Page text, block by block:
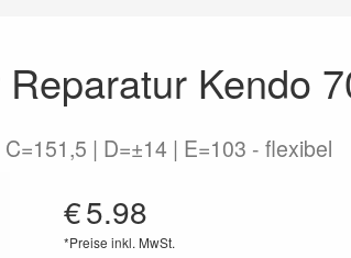
Kendo
| D=±14 | E=103 - flexibel
€5.98
*Preise inkl. MwSt.